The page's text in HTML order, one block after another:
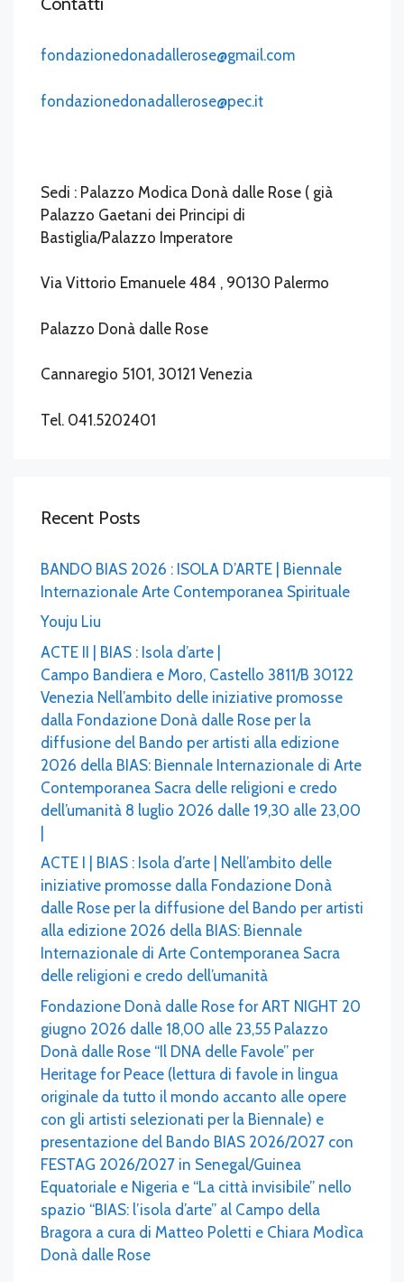
fondazionedonadallerose@gmail.com
fondazionedonadallerose@pec.it
Sedi : Palazzo Modica Donà dalle Rose ( già
Palazzo Gaetani dei Principi di
Bastiglia/Palazzo Imperatore
Via Vittorio Emanuele 484 , 90130 Palermo
Palazzo Donà dalle Rose
Cannaregio 5101, 30121 Venezia
Tel. 041.5202401
Recent Posts
BANDO BIAS 2026 : ISOLA D’ARTE | Biennale
Internazionale Arte Contemporanea Spirituale
Youju Liu
ACTE II | BIAS : Isola d’arte |
Campo Bandiera e Moro, Castello 3811/B 30122
Venezia Nell’ambito delle iniziative promosse
dalla Fondazione Donà dalle Rose per la
diffusione del Bando per artisti alla edizione
2026 della BIAS: Biennale Internazionale di Arte
Contemporanea Sacra delle religioni e credo
dell’umanità 8 luglio 2026 dalle 19,30 alle 23,00
ACTE I | BIAS : Isola d’arte | Nell’ambito delle
iniziative promosse dalla Fondazione Donà
dalle Rose per la diffusione del Bando per artisti
alla edizione 2026 della BIAS: Biennale
Internazionale di Arte Contemporanea Sacra
delle religioni e credo dell’umanità
Fondazione Donà dalle Rose for ART NIGHT 20
giugno 2026 dalle 18,00 alle 23,55 Palazzo
Donà dalle Rose “Il DNA delle Favole” per
Heritage for Peace (lettura di favole in lingua
originale da tutto il mondo accanto alle opere
con gli artisti selezionati per la Biennale) e
presentazione del Bando BIAS 2026/2027 con
FESTAG 2026/2027 in Senegal/Guinea
Equatoriale e Nigeria e “La città invisibile” nello
spazio “BIAS: l’isola d’arte” al Campo della
Bragora a cura di Matteo Poletti e Chiara Modìca
Donà dalle Rose